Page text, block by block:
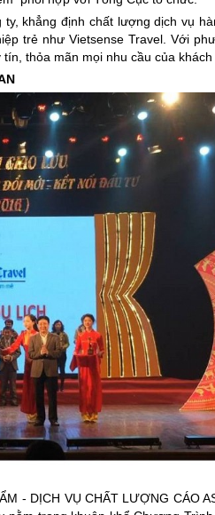
khẳng định chất lượng dịch vụ
trẻ như Vietsense Travel. Với
thỏa mãn mọi nhu cầu của khách
- DỊCH VỤ CHẤT LƯỢNG CÁO